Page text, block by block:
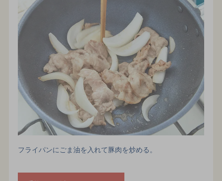
フライパンにごま油を入れて豚肉を炒める。